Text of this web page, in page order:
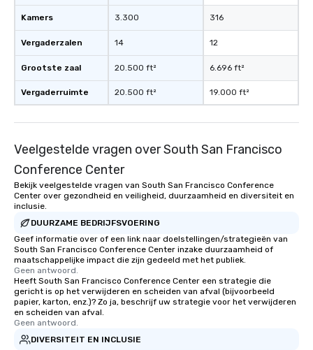
Kamers
Vergaderzalen
Grootste zaal
Vergaderruimte
3.300
14
20.500 ft²
20.500 ft²
316
12
6.696 ft²
19.000 ft²
Veelgestelde vragen over South San Francisco
Conference Center
Bekijk veelgestelde vragen van South San Francisco Conference
Center over gezondheid en veiligheid, duurzaamheid en diversiteit en
inclusie.
DUURZAME BEDRIJFSVOERING
Geef informatie over of een link naar doelstellingen/strategieën van
South San Francisco Conference Center inzake duurzaamheid of
maatschappelijke impact die zijn gedeeld met het publiek.
Geen antwoord.
Heeft South San Francisco Conference Center een strategie die
gericht is op het verwijderen en scheiden van afval (bijvoorbeeld
papier, karton, enz.)? Zo ja, beschrijf uw strategie voor het verwijderen
en scheiden van afval.
Geen antwoord.
DIVERSITEIT EN INCLUSIE